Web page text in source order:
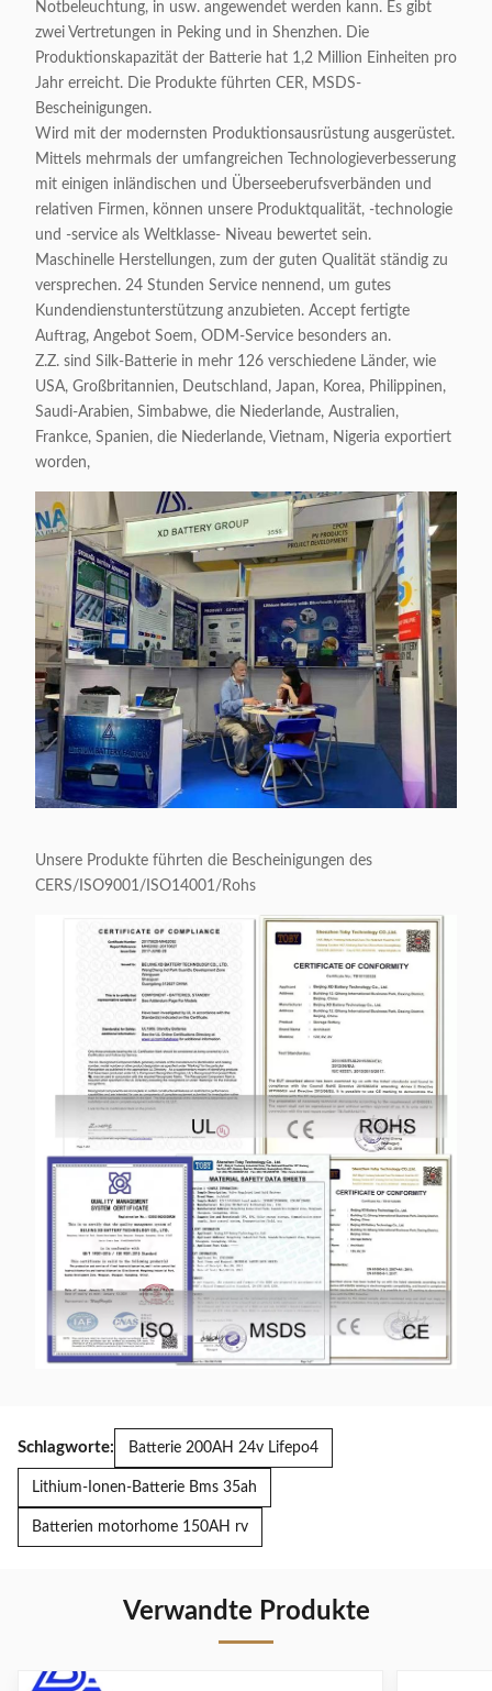
Notbeleuchtung, in usw. angewendet werden kann. Es gibt
zwei Vertretungen in Peking und in Shenzhen. Die
Produktionskapazität der Batterie hat 1,2 Million Einheiten pro
Jahr erreicht. Die Produkte führten CER, MSDS-
Bescheinigungen.
Wird mit der modernsten Produktionsausrüstung ausgerüstet.
Mittels mehrmals der umfangreichen Technologieverbesserung
mit einigen inländischen und Überseeberufsverbänden und
relativen Firmen, können unsere Produktqualität, -technologie
und -service als Weltklasse- Niveau bewertet sein.
Maschinelle Herstellungen, zum der guten Qualität ständig zu
versprechen. 24 Stunden Service nennend, um gutes
Kundendienstunterstützung anzubieten. Accept fertigte
Auftrag, Angebot Soem, ODM-Service besonders an.
Z.Z. sind Silk-Batterie in mehr 126 verschiedene Länder, wie
USA, Großbritannien, Deutschland, Japan, Korea, Philippinen,
Saudi-Arabien, Simbabwe, die Niederlande, Australien,
Frankce, Spanien, die Niederlande, Vietnam, Nigeria exportiert
worden,
Unsere Produkte führten die Bescheinigungen des
CERS/ISO9001/ISO14001/Rohs
Schlagworte: Batterie 200AH 24v Lifepo4
Lithium-Ionen-Batterie Bms 35ah
Batterien motorhome 150AH rv
Verwandte Produkte